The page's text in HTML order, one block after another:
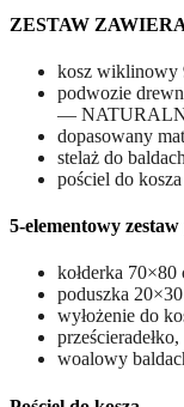
ZESTAW
kosz
podwozie
—
dopasowany
stelaż do
pościel do
5-elementowy
kołderka 70×80
poduszka
wyłożenie do
prześcieradełko,
woalowy